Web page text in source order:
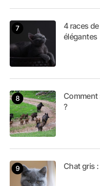
4 races
élégantes
Comment
?
Chat gris